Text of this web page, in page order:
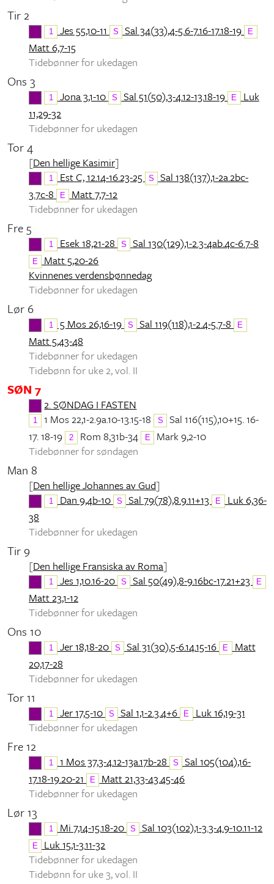
Tir 2
1 Jes 55,10-11 S Sal 34(33),4-5.6-7.16-17.18-19 E
Matt 6,7-15
Tidebønner for ukedagen
Ons 3
1 Jona 3,1-10 S Sal 51(50),3-4.12-13.18-19 E
Luk
11,29-32
Tidebønner for ukedagen
Tor 4
[Den hellige Kasimir]
1 Est C, 12.14-16.23-25 S
Sal 138(137),1-2a.2bc-
3.7c-8
E
Matt 7,7-12
Tidebønner for ukedagen
Fre 5
1 Esek 18,21-28 S Sal 130(129),1-2.3-4ab.4c-6.7-8
E
Matt 5,20-26
Kvinnenes verdensbønnedag
Tidebønner for ukedagen
Lør 6
1 5 Mos 26,16-19 S Sal 119(118),1-2.4-5.7-8 E
Matt 5,43-48
Tidebønner for ukedagen
Tidebønn for uke 2, vol. II
SØN 7
2. SØNDAG I FASTEN
1 1 Mos 22,1-2.9a.10-13.15-18 S
Sal 116(115),10+15. 16-
17. 18-19
2 Rom 8,31b-34 E
Mark 9,2-10
Tidebønner for søndagen
Man 8
[Den hellige Johannes av Gud]
1 Dan 9,4b-10 S Sal 79(78),8.9.11+13 E
Luk 6,36-
38
Tidebønner for ukedagen
Tir 9
[Den hellige Fransiska av Roma]
1 Jes 1,10.16-20 S Sal 50(49),8-9.16bc-17.21+23 E
Matt 23,1-12
Tidebønner for ukedagen
Ons 10
1 Jer 18,18-20 S Sal 31(30),5-6.14.15-16 E
Matt
20,17-28
Tidebønner for ukedagen
Tor 11
1 Jer 17,5-10 S Sal 1,1-2.3.4+6 E
Luk 16,19-31
Tidebønner for ukedagen
Fre 12
1 1 Mos 37,3-4.12-13a.17b-28 S
Sal 105(104),16-
17.18-19.20-21
E
Matt 21,33-43.45-46
Tidebønner for ukedagen
Lør 13
1 Mi 7,14-15.18-20 S Sal 103(102),1-3.3-4.9-10.11-12
E
Luk 15,1-3.11-32
Tidebønner for ukedagen
Tidebønn for uke 3, vol. II